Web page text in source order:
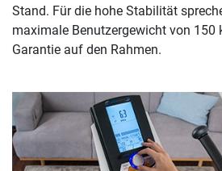
Stand. Für die hohe Stabilität
maximale Benutzergewicht von 150
Garantie auf den Rahmen.